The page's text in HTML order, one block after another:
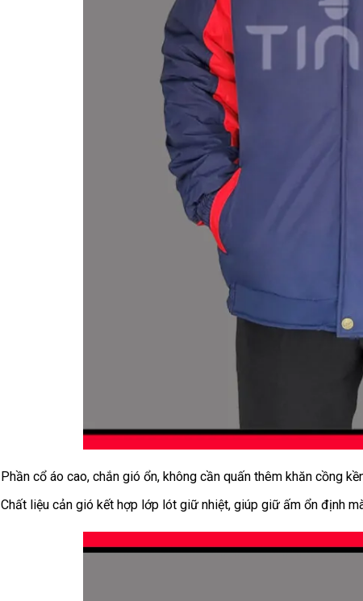
Phần cổ áo cao, chắn gió ổn, không cần quấn thêm khăn cồng
Chất liệu cản gió kết hợp lớp lót giữ nhiệt, giúp giữ ấm ổn định